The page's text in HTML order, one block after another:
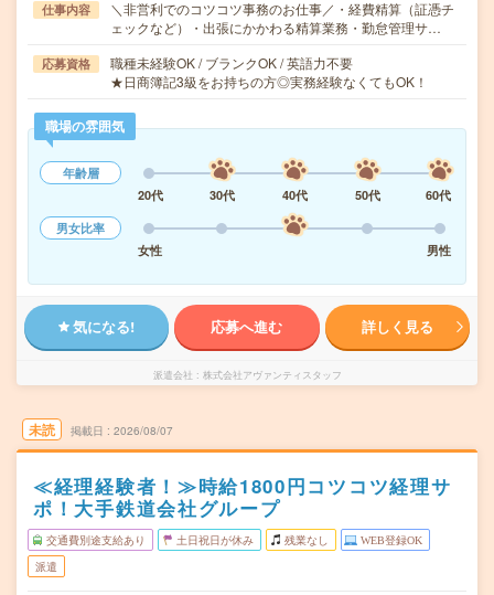
仕事内容
＼非営利でのコツコツ事務のお仕事／・経費精算（証憑チ
ェックなど）・出張にかかわる精算業務・勤怠管理サ…
応募資格
職種未経験OK / ブランクOK / 英語力不要
★日商簿記3級をお持ちの方◎実務経験なくてもOK！
職場の雰囲気
年齢層
20代
30代 40代 50代
60代
男女比率
女性
男性
気になる! 応募へ進む 詳しく見る
派遣会社 株式会社アヴァンティスタッフ
未読 掲載日 2026/08/07
≪経理経験者！≫時給1800円コツコツ経理サ
ポ！大手鉄道会社グループ
交通費別途支給あり 土日祝日が休み 残業なし WEB登録OK
派遣